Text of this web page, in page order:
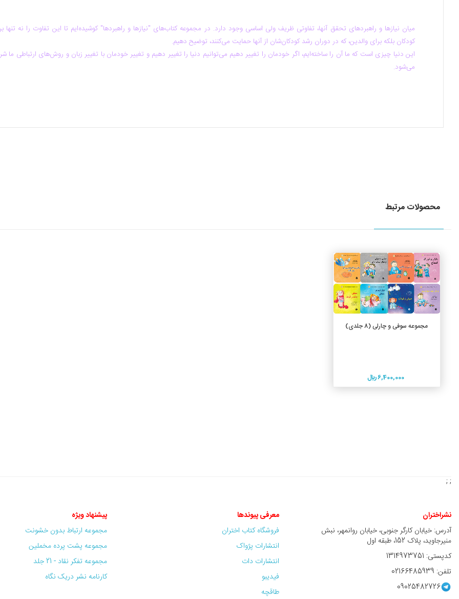
میان نیازها و راهبردهای تحقق آنها، تفاوتی ظریف ولی اساسی وجود دارد. در مجموعه کتاب‌های "نیازها و راهبردها" کوشیده‌ایم تا این تفاوت را نه تنها
کودکان بلکه برای والدین، که در دوران رشد کودکان‌شان از آنها حمایت می‌کنند، توضیح دهیم.
این دنیا چیزی است که ما آن را ساخته‌ایم، اگر خودمان را تغییر دهیم می‌توانیم دنیا را تغییر دهیم و تغییر خودمان با تغییر زبان و روش‌های ارتباطی ما
می‌شود.
محصولات مرتبط
افزودن به سبد خرید
مجموعه سوفی و چارلی (8 جلدی)
6,400,000 ريال
; ;
نشراختران
آدرس: خیابان کارگر جنوبی، خیابان روانمهر، نبش
منیرجاوید، پلاک 152، طبقه اول
کدپستی: 1314973751
تلفن: 02166485939
09025482726
معرفی پیوندها
فروشگاه کتاب اختران
انتشارات پژواک
انتشارات دات
فیدیبو
طاقچه
پیشنهاد ویژه
مجموعه ارتباط بدون خشونت
مجموعه پشت پرده مخملین
مجموعه تفکر نقاد - 21 جلد
کارنامه نشر دریک نگاه